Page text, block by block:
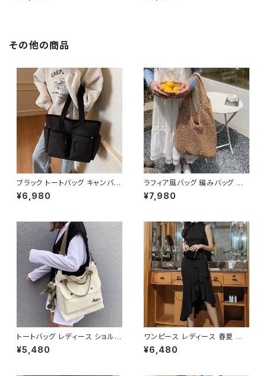
冬 着痩せ効果 きちんと見え カ
その他の商品
ブラック トートバッグ キャンバス
大容量 ポケット付き カジュアル
バッグ 韓国風バッグ マザーズバ
¥6,980
ラフィア風バッグ 編みバッグ か
ごバッグ レディース 肩掛け 大
容量 ナチュラル素材 韓国ファッ
B0225
¥7,980
トートバッグ レディース ショルダ
ーバッグ 春夏 秋冬 春 夏 秋 冬
黒 バッグ 大容量 キャンバス ト
¥5,480
ワンピース レディース 春夏 秋
冬 春 夏 秋 冬 黒 ドレス マーメ
イドワンピース ドレスワンピー
¥6,480